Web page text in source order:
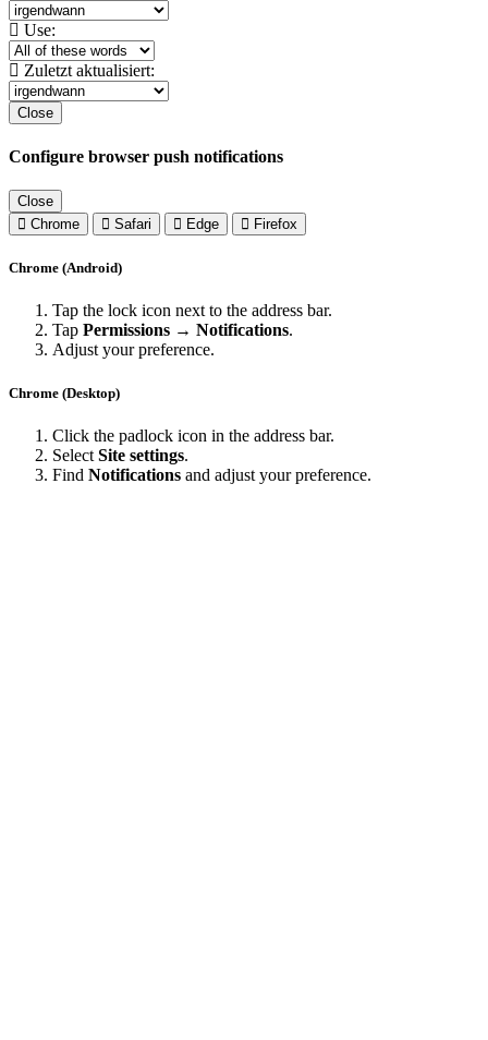
Use:
Zuletzt aktualisiert:
Close
Configure browser push notifications
Close
Chrome
Safari Edge Firefox
Chrome (Android)
Tap the lock icon next to the address bar.
Tap Permissions → Notifications.
Adjust your preference.
Chrome (Desktop)
Click the padlock icon in the address bar.
Select Site settings.
Find Notifications and adjust your preference.